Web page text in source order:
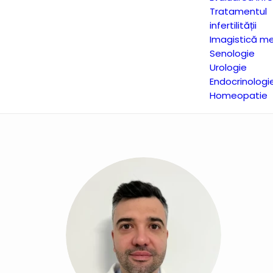
Tratamentul
infertilității
Imagistică
Senologie
Urologie
Homeopatie